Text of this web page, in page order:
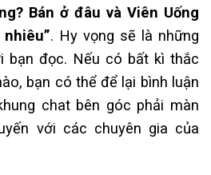
Bán ở đâu và Viên Uống
. Hy vọng sẽ là những
bạn đọc. Nếu có bất kì thắc
bạn có thể để lại bình luận
chat bên góc phải màn
với các chuyên gia của